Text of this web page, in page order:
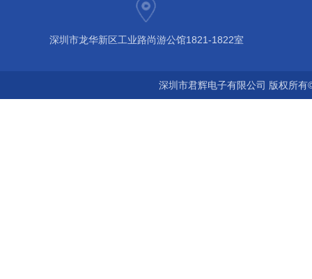
深圳市龙华新区工业路尚游公馆1821-1822室
深圳市君辉电子有限公司 版权所